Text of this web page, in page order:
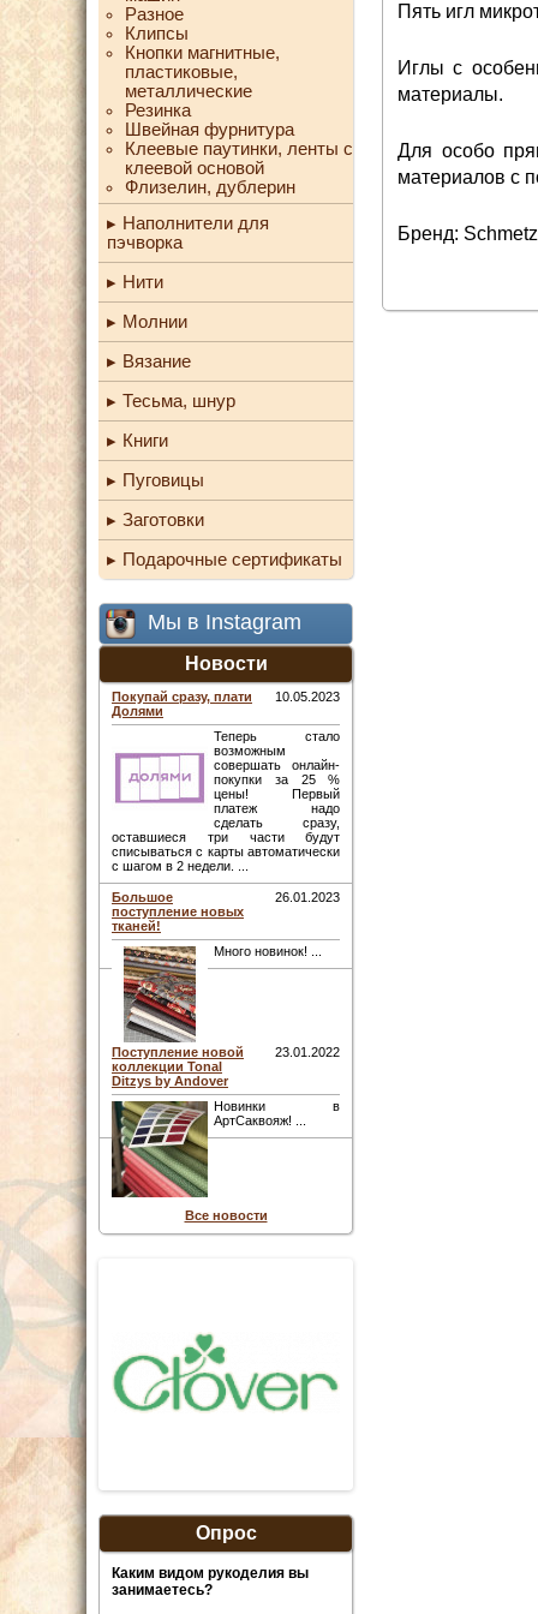
Разное
Клипсы
Кнопки магнитные,
пластиковые,
металлические
Резинка
Швейная фурнитура
Клеевые паутинки, ленты с
клеевой основой
Флизелин, дублерин
Наполнители для
пэчворка
Нити
Молнии
Вязание
Тесьма, шнур
Книги
Пуговицы
Заготовки
Подарочные сертификаты
Мы в Instagram
Новости
Покупай сразу, плати
Долями
10.05.2023
Теперь стало
возможным
совершать онлайн-
покупки за 25 %
цены! Первый
платеж надо
сделать сразу,
оставшиеся три части будут
списываться с карты автоматически
с шагом в 2 недели. ...
Большое
поступление новых
тканей!
26.01.2023
Много новинок! ...
Поступление новой
коллекции Tonal
Ditzys by Andover
23.01.2022
Новинки в
АртСаквояж! ...
Все новости
Опрос
Каким видом рукоделия вы
занимаетесь?
Пять игл
Иглы с
материалы.
Для особо
материалов с
Бренд: Schmetz